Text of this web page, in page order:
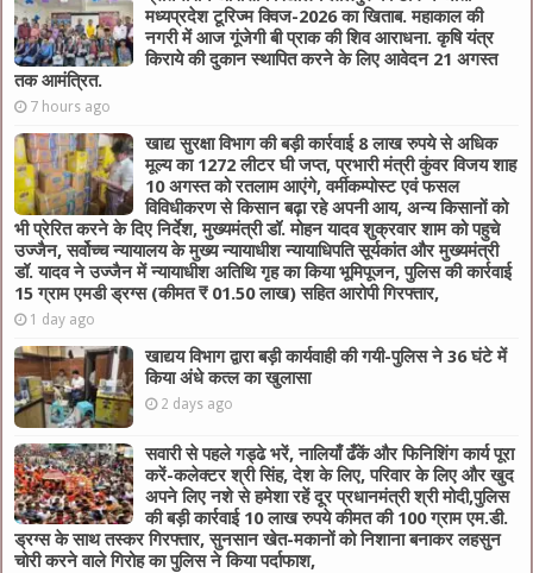
मध्यप्रदेश टूरिज्म क्विज-2026 का खिताब. महाकाल की
नगरी में आज गूंजेगी बी प्राक की शिव आराधना. कृषि यंत्र
किराये की दुकान स्थापित करने के लिए आवेदन 21 अगस्त
तक आमंत्रित.
7 hours ago
खाद्य सुरक्षा विभाग की बड़ी कार्रवाई 8 लाख रुपये से अधिक
मूल्य का 1272 लीटर घी जप्त, प्रभारी मंत्री कुंवर विजय शाह
10 अगस्त को रतलाम आएंगे, वर्मीकम्पोस्ट एवं फसल
विविधीकरण से किसान बढ़ा रहे अपनी आय, अन्य किसानों को
भी प्रेरित करने के दिए निर्देश, मुख्यमंत्री डॉ. मोहन यादव शुक्रवार शाम को पहुचे
उज्जैन, सर्वोच्च न्यायालय के मुख्‍य न्‍यायाधीश न्यायाधिपति सूर्यकांत और मुख्यमंत्री
डॉ. यादव ने उज्जैन में न्यायाधीश अतिथि गृह का किया भूमिपूजन, पुलिस की कार्रवाई
15 ग्राम एमडी ड्रग्स (कीमत ₹ 01.50 लाख) सहित आरोपी गिरफ्तार,
1 day ago
खाद्यय विभाग द्वारा बड़ी कार्यवाही की गयी-पुलिस ने 36 घंटे में
किया अंधे कत्ल का खुलासा
2 days ago
सवारी से पहले गड्ढे भरें, नालियाँ ढँकें और फिनिशिंग कार्य पूरा
करें-कलेक्टर श्री सिंह, देश के लिए, परिवार के लिए और खुद
अपने लिए नशे से हमेशा रहें दूर प्रधानमंत्री श्री मोदी,पुलिस
की बड़ी कार्रवाई 10 लाख रुपये कीमत की 100 ग्राम एम.डी.
ड्रग्स के साथ तस्कर गिरफ्तार, सुनसान खेत-मकानों को निशाना बनाकर लहसुन
चोरी करने वाले गिरोह का पुलिस ने किया पर्दाफाश,